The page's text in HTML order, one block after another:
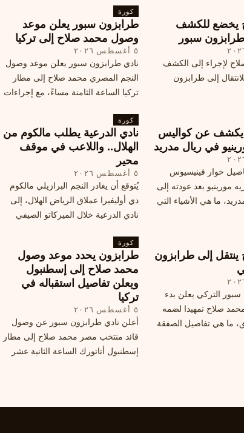
واعرف ما هي الخطوات
الحدث العالمي
يخضع للكشف
سبور
لإجراء إلى الكشف
إلى طرابزون
كورة
طرابزون سبور يعلن موعد
وصول محمد صلاح إلى تركيا
٥ أغسطس ٢٠٢٦
نادي طرابزون سبور يعلن موعد وصول
النجم المصري محمد صلاح إلى مطار
تركيا الساعة الثامنة مساءً، مع إجراءات
جديد ومكافآت مالية.
يكشف عن كواليس
في ريال مدريد
حوار فينيسيوس
مورينيو بعد عودته إلى
ما هي الأشياء التي
كورة
نادي الدرعية يطلب مالكوم من
الهلال.. واللاعب في موقف
محير
٥ أغسطس ٢٠٢٦
يُتوقع أن يغادر النجم البرازيلي مالكوم
دي أوليفيرا عملاق الرياض الهلال، إلى
نادي الدرعية خلال الميركاتو الصيفي
هذا الانتقال، وسط تقارير تفيد أن الهلال
يرحب بفراقته.
إلى طرابزون
التركي يعلن بدء
صلاح تمهيدا لضمه
ما هي تفاصيل الصفقة
كورة
طرابزون يحدد موعد وصول
محمد صلاح إلى إسطنبول
ويعلن تفاصيل استقباله في
تركيا
٥ أغسطس ٢٠٢٦
أعلن نادي طرابزون سبور عن وصول
قائد منتخب مصر محمد صلاح إلى مطار
إسطنبول أتاتورك الساعة الثانية عشر
التركية الكبرى.